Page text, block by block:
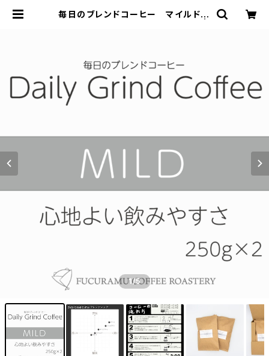
毎日のブレンドコーヒー マイルド D
1/5